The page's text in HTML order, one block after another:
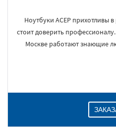
Ноутбуки АСЕР прихотливы
стоит доверить
Москве работают знающие